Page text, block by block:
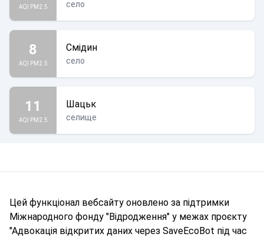
AQI PM2.5 село
8
AQI PM2.5
Смідин
село
11
AQI PM2.5
Шацьк
селище
Цей функціонал вебсайту оновлено за підтримки
Міжнародного фонду "Відродження" у межах проєкту
"Адвокація відкритих даних через SaveEcoBot під час